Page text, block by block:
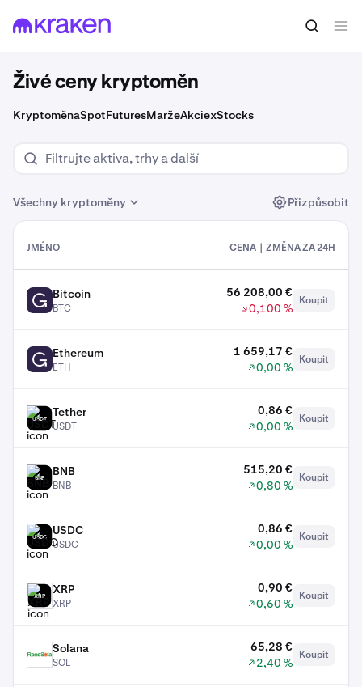
Živé ceny kryptoměn
KryptoměnaSpotFuturesMaržeAkciexStocks
Všechny kryptoměny Přizpůsobit
JMÉNO CENA｜ZMĚNA ZA 24H
BTC Bitcoin
BTC
56 208,00 €
0,100 %
Koupit
ETH Ethereum
ETH
1 659,17 €
0,00 %
Koupit
USDT Tether
USDT
0,86 €
0,00 %
Koupit
BNB BNB
BNB
515,20 €
0,80 %
Koupit
USDC USDC
USDC
0,86 €
0,00 %
Koupit
XRP XRP
XRP
0,90 €
0,60 %
Koupit
SOL Solana
SOL
65,28 €
2,40 %
Koupit